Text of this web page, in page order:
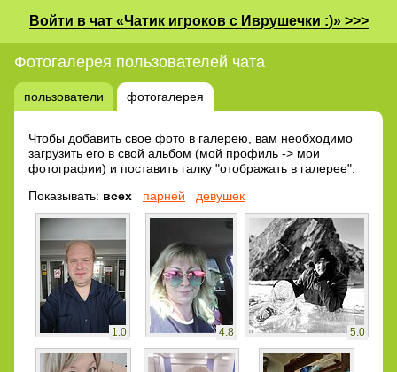
Войти в чат «Чатик игроков с Иврушечки :)» >>>
Фотогалерея пользователей чата
пользователи фотогалерея
Чтобы добавить свое фото в галерею, вам необходимо
загрузить его в свой альбом (мой профиль -> мои
фотографии) и поставить галку "отображать в галерее".
Показывать: всех парней девушек
1.0 4.8 5.0